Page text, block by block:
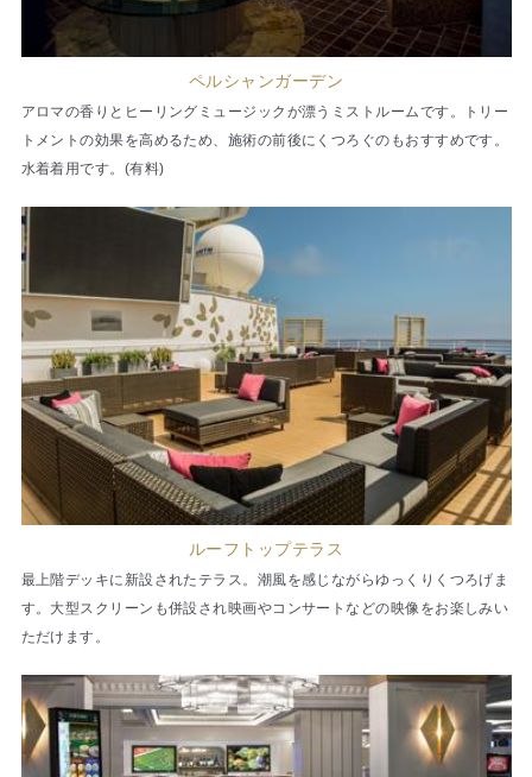
ペルシャンガーデン
アロマの香りとヒーリングミュージックが漂うミストルームです。トリー
トメントの効果を高めるため、施術の前後にくつろぐのもおすすめです。
水着着用です。(有料)
ルーフトップテラス
最上階デッキに新設されたテラス。潮風を感じながらゆっくりくつろげま
す。大型スクリーンも併設され映画やコンサートなどの映像をお楽しみい
ただけます。